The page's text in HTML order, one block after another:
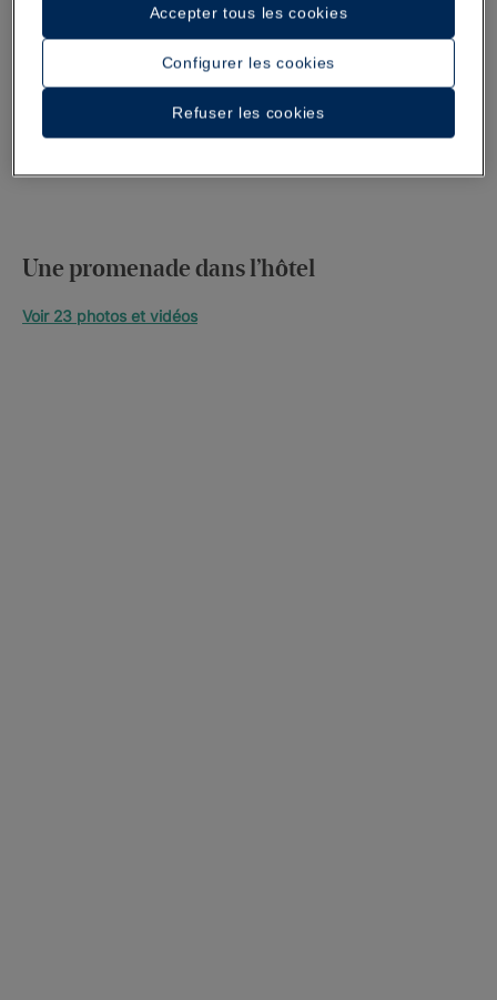
Une promenade dans l’hôtel
Voir 23 photos et vidéos
Configurer les cookies
Refuser les cookies
Accepter tous les cookies